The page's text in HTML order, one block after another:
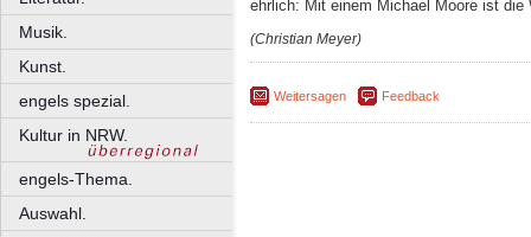
Musik.
Kunst.
engels spezial.
Kultur in NRW.
engels-Thema.
Auswahl.
ehrlich: Mit einem Michael Moore ist
(Christian Meyer)
Weitersagen Feedback